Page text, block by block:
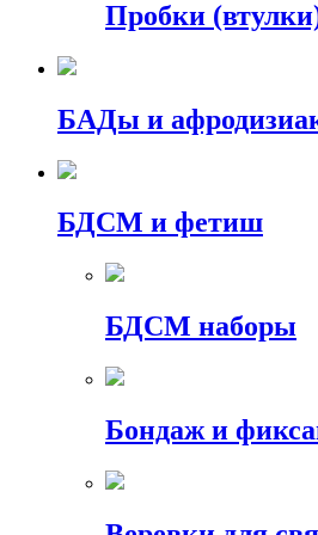
Пробки
БАДы и
БДСМ и фетиш
БДСМ наборы
Бондаж и